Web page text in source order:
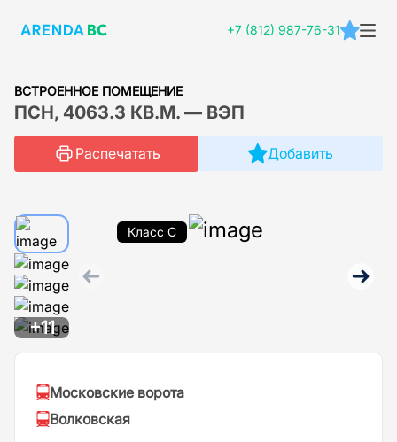
+7 (812) 987-76-31
ВСТРОЕННОЕ ПОМЕЩЕНИЕ
ПСН, 4063.3 КВ.М. — ВЭП
Распечатать Добавить
Класс C
+11
Московские ворота
Волковская